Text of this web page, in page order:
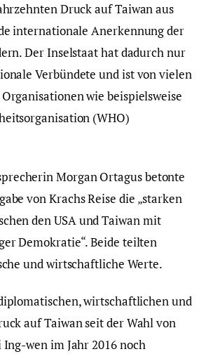
Druck auf Taiwan aus
internationale Anerkennung der
Der Inselstaat hat dadurch nur
Verbündete und ist von vielen
wie beispielsweise
(WHO)
Morgan Ortagus betonte
von Krachs Reise die „starken
den USA und Taiwan mit
Demokratie“. Beide teilten
und wirtschaftliche Werte.
wirtschaftlichen und
auf Taiwan seit der Wahl von
wen im Jahr 2016 noch